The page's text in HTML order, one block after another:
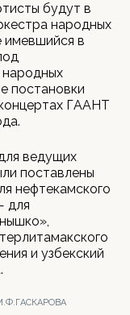
будут в
народных
имевшийся в
постановки
ГААНТ
ведущих
поставлены
нефтекамского
для
и узбекский